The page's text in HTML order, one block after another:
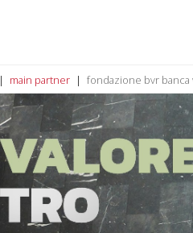
main partner fondazione bvr